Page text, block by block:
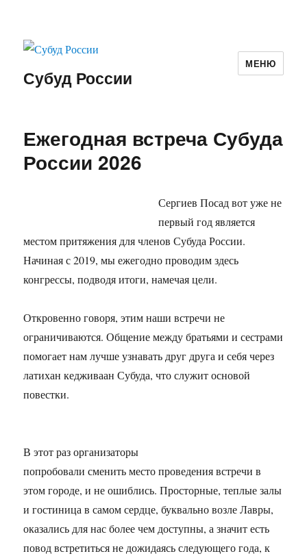
Субуд России
МЕНЮ
Новости
Ежегодная встреча Субуда
России 2026
Сергиев Посад вот уже не
первый год является
местом притяжения для членов Субуда России.
Начиная с 2019, мы ежегодно проводим здесь
конгрессы, подводя итоги, намечая цели.
Откровенно говоря, этим наши встречи не
ограничиваются. Общение между братьями и сестрами
помогает нам лучше узнавать друг друга и себя через
латихан кедживаан Субуда, что служит основой
повестки.
В этот раз организаторы
попробовали сменить место проведения встречи в
этом городе, и не ошиблись. Просторные, теплые залы
и гостиница в самом сердце, буквально возле Лавры,
оказались для нас более чем доступны, а значит есть
повод встретиться не дожидаясь следующего года, к